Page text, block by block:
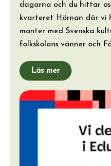
dagarna och du hittar
kvarteret Hörnan där vi
monter med Svenska
folkskolans vänner och
Läs mer